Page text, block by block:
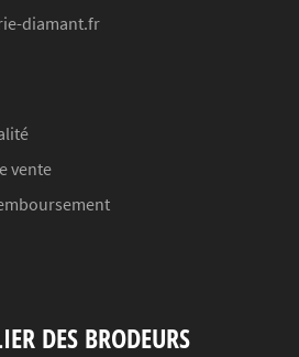
diamant.fr
vente
DES BRODEURS